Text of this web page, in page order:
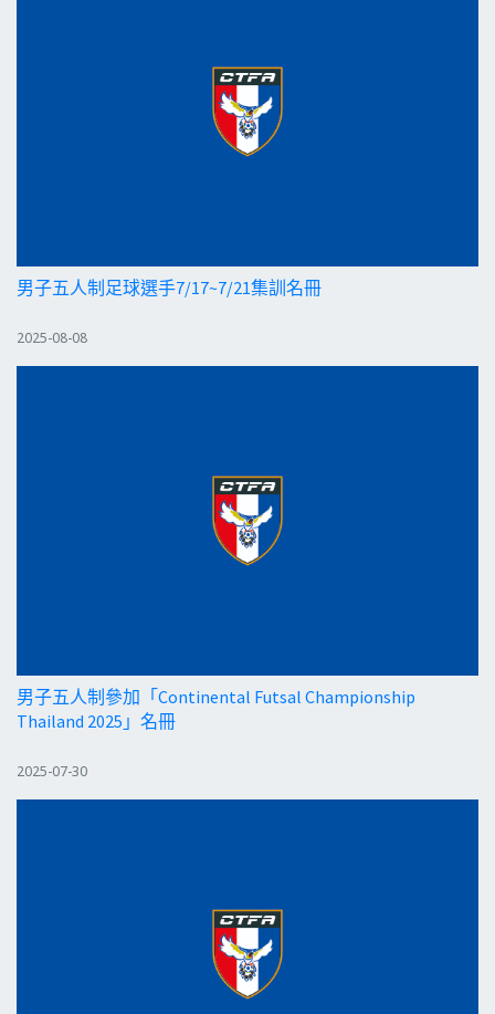
男子五人制足球選手7/17~7/21集訓名冊
2025-08-08
男子五人制參加「Continental Futsal Championship
Thailand 2025」名冊
2025-07-30